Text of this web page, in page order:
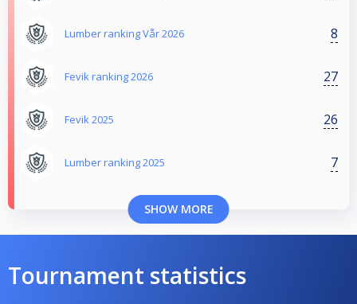
Lumber ranking Vår 2026 8
Fevik ranking 2026 27
Fevik 2025 26
Lumber ranking 2025 7
SHOW MORE
Tournament statistics